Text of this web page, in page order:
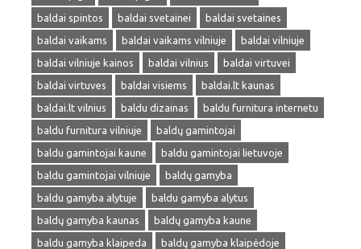
baldai spintos
baldai svetainei
baldai svetaines
baldai vaikams
baldai vaikams vilniuje
baldai vilniuje
baldai vilniuje kainos
baldai vilnius
baldai virtuvei
baldai virtuves
baldai visiems
baldai.lt kaunas
baldai.lt vilnius
baldu dizainas
baldu furnitura internetu
baldu furnitura vilniuje
baldų gamintojai
baldu gamintojai kaune
baldu gamintojai lietuvoje
baldu gamintojai vilniuje
baldų gamyba
baldu gamyba alytuje
baldu gamyba alytus
baldų gamyba kaunas
baldų gamyba kaune
baldu gamyba klaipeda
baldų gamyba klaipėdoje